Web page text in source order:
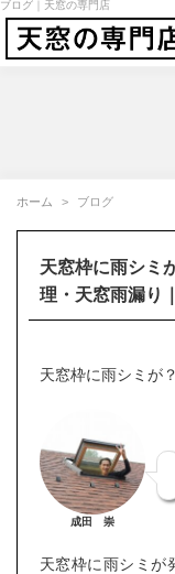
ブログ｜天窓の専門店
ホーム ブログ
天窓枠に雨シミ
理・天窓雨漏り
天窓枠に雨シミが
成田 崇
天窓枠に雨シミが